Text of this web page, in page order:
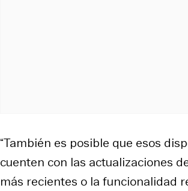
“También es posible que esos
cuenten con las actualizaciones
más recientes o la funcionalidad